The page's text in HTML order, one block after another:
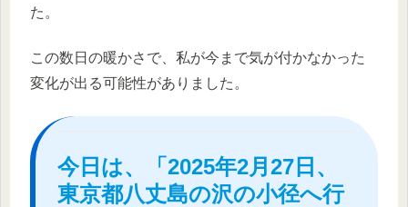
た。
この数日の暖かさで、私が今まで気が付かなかった
変化が出る可能性がありました。
今日は、「2025年2月27日、
東京都八丈島の沢の小径へ行